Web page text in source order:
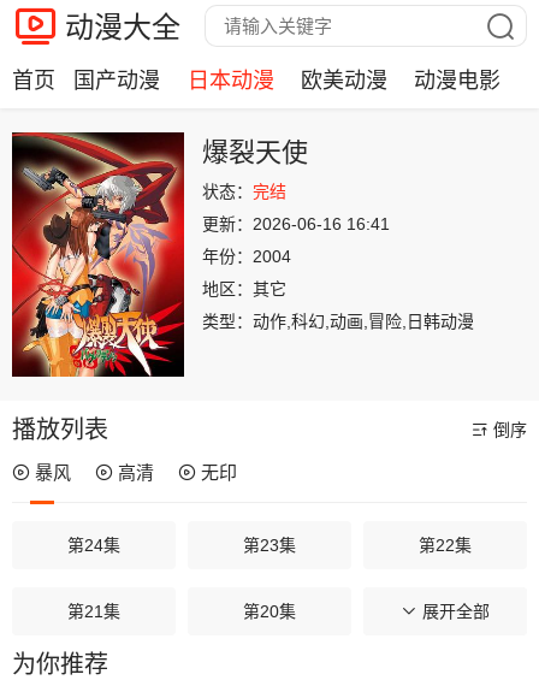
动漫大全
首页 国产动漫 日本动漫 欧美动漫 动漫电影
爆裂天使
状态： 完结
更新： 2026-06-16 16:41
年份： 2004
地区： 其它
类型： 动作,科幻,动画,冒险,日韩动漫
播放列表 倒序
暴风 高清 无印
第24集 第23集 第22集
第21集 第20集 第19集
第18集
展开全部
为你推荐